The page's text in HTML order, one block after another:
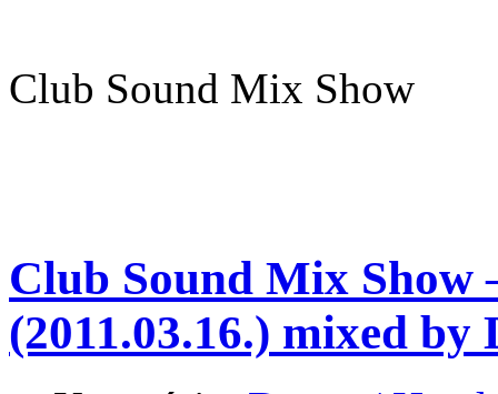
Club Sound Mix Show
Club Sound Mix Show
(2011.03.16.) mixed by